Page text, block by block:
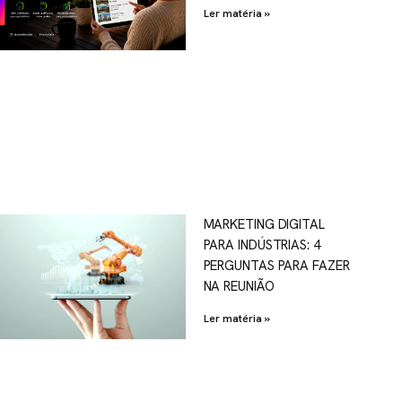
Ler matéria »
MARKETING DIGITAL
PARA INDÚSTRIAS: 4
PERGUNTAS PARA FAZER
NA REUNIÃO
Ler matéria »